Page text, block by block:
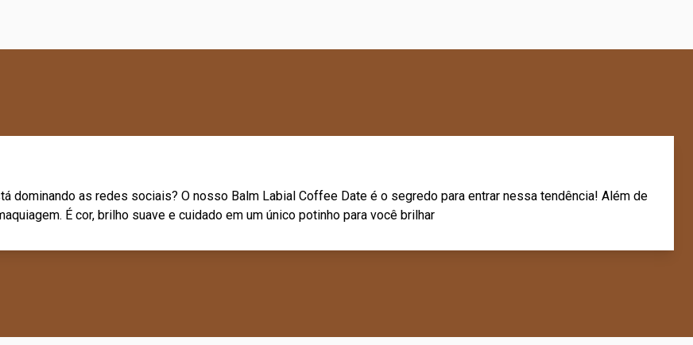
dominando as redes sociais? O nosso Balm Labial Coffee Date é o segredo para entrar nessa tendência! Além de
É cor, brilho suave e cuidado em um único potinho para você brilhar